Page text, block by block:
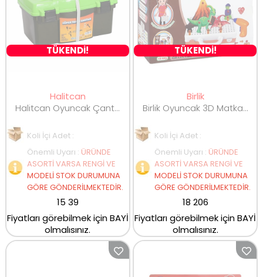
TÜKENDİ!
Halitcan
Halitcan Oyuncak Çantada Tamir Seti HC1028
Koli İçi Adet :
Önemli Uyarı : ÜRÜNDE
ASORTİ VARSA RENGİ VE
MODELİ STOK DURUMUNA
GÖRE GÖNDERİLMEKTEDİR.
15 39
Fiyatları görebilmek için BAYİ
olmalısınız.
TÜKENDİ!
Birlik
Birlik Oyuncak 3D Matkap Seri Söktak Dinazorlar URT014-004
Koli İçi Adet :
Önemli Uyarı : ÜRÜNDE
ASORTİ VARSA RENGİ VE
MODELİ STOK DURUMUNA
GÖRE GÖNDERİLMEKTEDİR.
18 206
Fiyatları görebilmek için BAYİ
olmalısınız.